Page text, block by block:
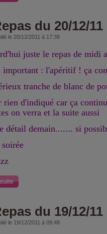
du 20/12/11
le 20/12/2011 à 17:38
juste le repas de midi
important : l'apéritif ! ça
tranche de blanc de
rien d'indiqué car ça
on verra et la suite aussi
détail demain....... si
du 19/12/11
le 19/12/2011 à 09:48